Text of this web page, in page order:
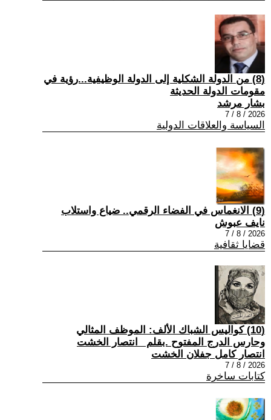
(8) من الدولة الشكلية إلى الدولة الوظيفية...رؤية في
مقومات الدولة الحديثة
بشار مرشد
2026 / 8 / 7
السياسة والعلاقات الدولية
(9) الانغماس في الفضاء الرقمي.. ضياع واستلاب
نايف عبوش
2026 / 8 / 7
قضايا ثقافية
(10) كواليس الشباك الألف: الموظف المثالي
وحارس الدرج المفتوح .بقلم _انتصار الخشت
انتصار كامل جفلان الخشت
2026 / 8 / 7
كتابات ساخرة